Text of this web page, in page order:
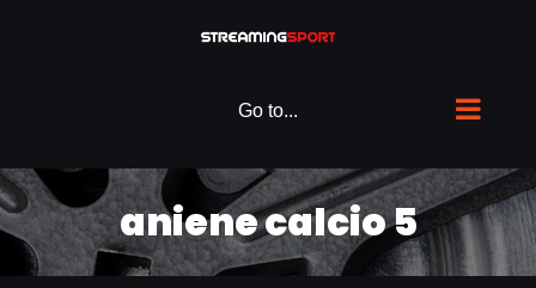
Go to...
aniene calcio 5